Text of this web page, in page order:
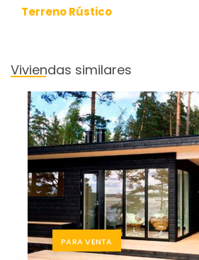
Terreno Rústico
Viviendas similares
PARA VENTA